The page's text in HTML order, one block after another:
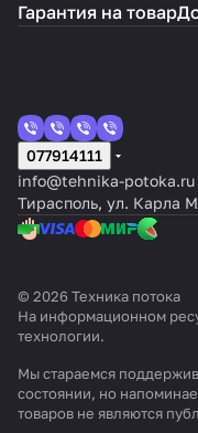
Гарантия на товар
077914111
info@tehnika-potoka.ru
Тирасполь, ул. Карла
© 2026 Техника потока
На информационном
технологии.
Мы стараемся
состоянии, но
товаров не являются